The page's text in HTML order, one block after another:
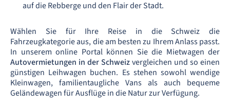
auf die Rebberge und den Flair der Stadt.
Wählen Sie für Ihre Reise in die Schweiz die
Fahrzeugkategorie aus, die am besten zu Ihrem Anlass passt.
In unserem online Portal können Sie die Mietwagen der
Autovermietungen in der Schweizvergleichen und so einen
günstigen Leihwagen buchen. Es stehen sowohl wendige
Kleinwagen, familientaugliche Vans als auch bequeme
Geländewagen für Ausflüge in die Natur zur Verfügung.